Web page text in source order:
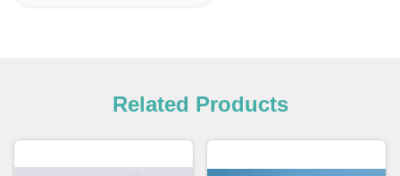
Related Products